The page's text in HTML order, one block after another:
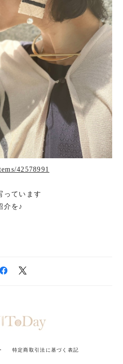
42578991
っています
介を♪
特定商取引法に基づく表記